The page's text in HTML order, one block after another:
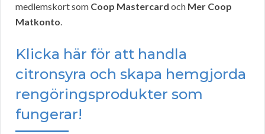
medlemskort som Coop Mastercard och Mer Coop
Matkonto.
Klicka här för att handla
citronsyra och skapa hemgjorda
rengöringsprodukter som
fungerar!